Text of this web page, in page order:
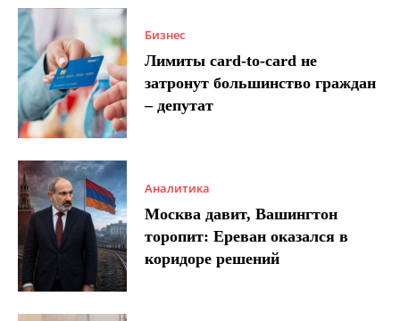
Бизнес
Лимиты card-to-card не
затронут большинство граждан
– депутат
Аналитика
Москва давит, Вашингтон
торопит: Ереван оказался в
коридоре решений